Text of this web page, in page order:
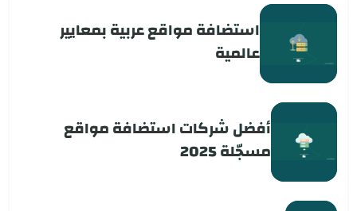
استضافة مواقع عربية بمعايير
عالمية
أفضل شركات استضافة مواقع
مسجّلة 2025